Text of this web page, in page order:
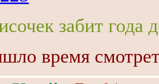
забит года
время